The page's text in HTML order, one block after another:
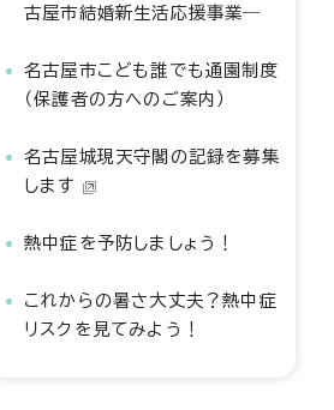
古屋市結婚新生活応援事業―
名古屋市こども誰でも通園制度
（保護者の方へのご案内）
名古屋城現天守閣の記録を募集
します
熱中症を予防しましょう！
これからの暑さ大丈夫？熱中症
リスクを見てみよう！